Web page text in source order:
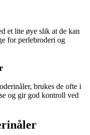
et lite øye slik at de kan
for perlebroderi og
brukes de ofte i
og gir god kontroll ved